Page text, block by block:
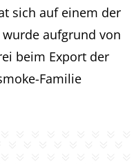
sich auf einem der
aufgrund von
beim Export der
Familie